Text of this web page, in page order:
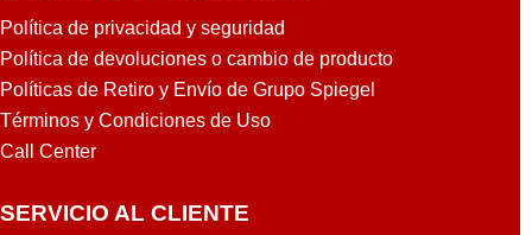
Política de privacidad y seguridad
Política de devoluciones o cambio de producto
Políticas de Retiro y Envío de Grupo Spiegel
Términos y Condiciones de Uso
Call Center
SERVICIO AL CLIENTE